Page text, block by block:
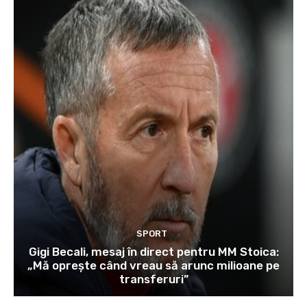
SPORT
Gigi Becali, mesaj în direct pentru MM Stoica:
„Mă oprește când vreau să arunc milioane pe
transferuri”